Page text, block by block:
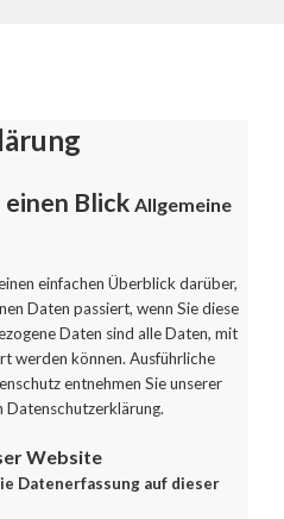
einen BlickAllgemeine
einfachen Überblick darüber,
Daten passiert, wenn Sie diese
Daten sind alle Daten, mit
werden können. Ausführliche
entnehmen Sie unserer
Datenschutzerklärung.
Website
Datenerfassung auf dieser